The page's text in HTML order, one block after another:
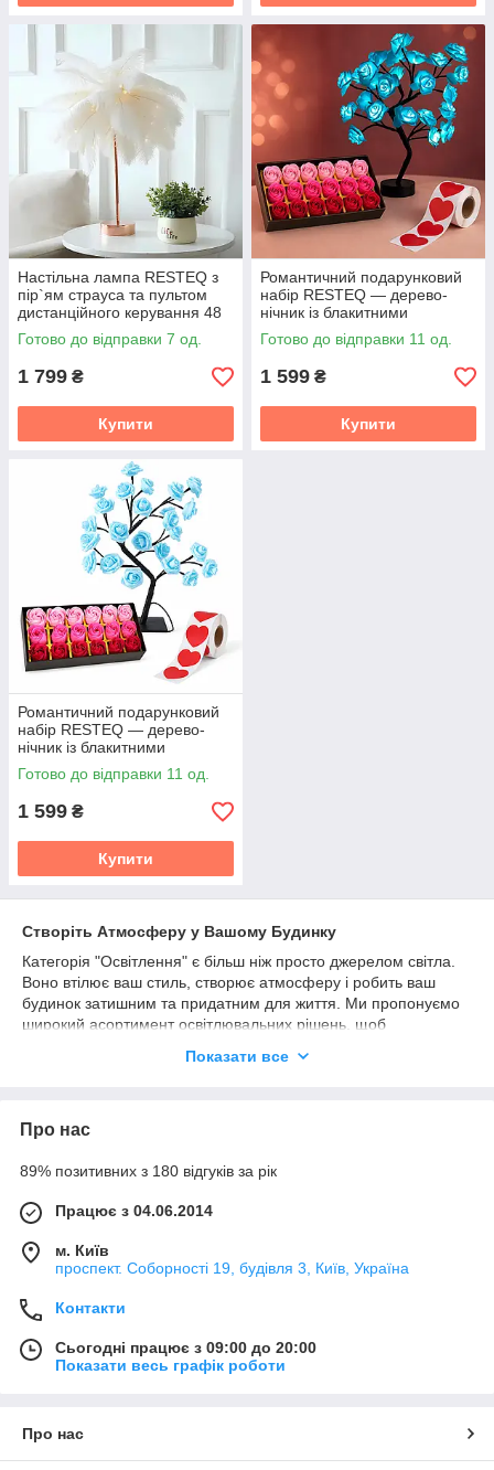
Настільна лампа RESTEQ з
пір`ям страуса та пультом
дистанційного керування 48
см
Готово до відправки 7 од.
1 799 ₴
Купити
Романтичний подарунковий
набір RESTEQ — дерево-
нічник із блакитними
трояндами + мильні троянди
+ серця
Готово до відправки 11 од.
1 599 ₴
Купити
Романтичний подарунковий
набір RESTEQ — дерево-
нічник із блакитними
трояндами + мильні троянди
+ серця
Готово до відправки 11 од.
1 599 ₴
Купити
Створіть Атмосферу у Вашому Будинку
Категорія "Освітлення" є більш ніж просто джерелом світла.
Воно втілює ваш стиль, створює атмосферу і робить ваш
будинок затишним та придатним для життя. Ми пропонуємо
широкий асортимент освітлювальних рішень, щоб
щоб відповідати вашому смаку. Від мінімалістичних підвісних
стилю.
Енергоефективність:
технологій, які допомагають заощадити енергію та знизити
ваші рахунки за електроенергію, незважаючи на яскраве
Функціональність:
Наші світильники не лише декоративні, а й функціональні. Ми
надаємо різноманітність освітлювальних рішень, включаючи
Бездоганна Якість:
Ми пишаємось якістю наших світильників. Вони виготовлені з
Показати все
Про нас
89% позитивних з 180 відгуків за рік
Працює з 04.06.2014
м. Київ
проспект. Соборності 19, будівля 3, Київ, Україна
Контакти
Сьогодні працює з 09:00 до 20:00
Показати весь графік роботи
Про нас